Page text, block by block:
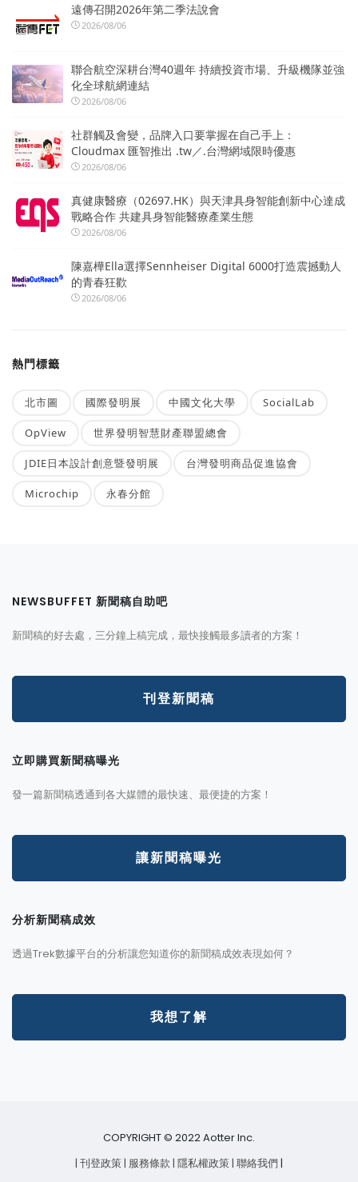
遠傳召開2026年第二季法說會
2026/08/06
聯合航空深耕台灣40週年 持續投資市場、升級機隊並強
化全球航網連結
2026/08/06
社群觸及會變，品牌入口要掌握在自己手上：
Cloudmax 匯智推出 .tw／.台灣網域限時優惠
2026/08/06
真健康醫療（02697.HK）與天津具身智能創新中心達成
戰略合作 共建具身智能醫療產業生態
2026/08/06
陳嘉樺Ella選擇Sennheiser Digital 6000打造震撼動人
的青春狂歡
2026/08/06
熱門標籤
北市圖 國際發明展 中國文化大學 SocialLab
OpView 世界發明智慧財產聯盟總會
JDIE日本設計創意暨發明展 台灣發明商品促進協會
Microchip 永春分館
NEWSBUFFET 新聞稿自助吧
新聞稿的好去處，三分鐘上稿完成，最快接觸最多讀者的方案！
刊登新聞稿
立即購買新聞稿曝光
發一篇新聞稿透通到各大媒體的最快速、最便捷的方案！
讓新聞稿曝光
分析新聞稿成效
透過Trek數據平台的分析讓您知道你的新聞稿成效表現如何？
我想了解
COPYRIGHT © 2022 Aotter Inc.
| 刊登政策| 服務條款| 隱私權政策| 聯絡我們 |